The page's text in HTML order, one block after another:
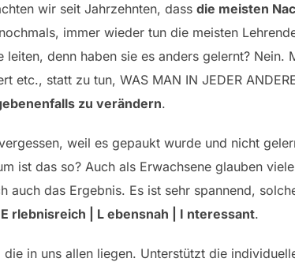
wir seit Jahrzehnten, dass die meisten
immer wieder tun die meisten
leiten, denn haben sie es anders gelernt?
etc., statt zu tun, WAS MAN IN JEDER
zu verändern.
weil es gepaukt wurde und nicht
ist das so? Auch als Erwachsene glauben
auch das Ergebnis. Es ist sehr spannend,
E rlebnisreich | L ebensnah | I nteressant.
in uns allen liegen. Unterstützt die